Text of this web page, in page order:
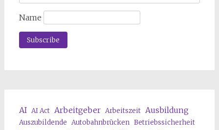
Name
AI AI Act Arbeitgeber Arbeitszeit Ausbildung
Auszubildende Autobahnbrücken Betriebssicherheit